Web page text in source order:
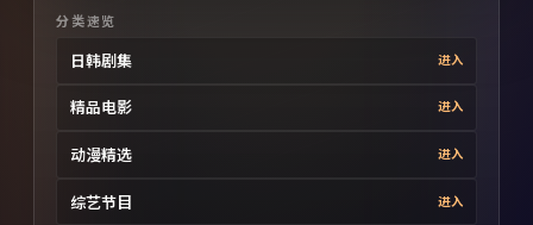
分类速览
日韩剧集 进入
精品电影 进入
动漫精选 进入
综艺节目 进入